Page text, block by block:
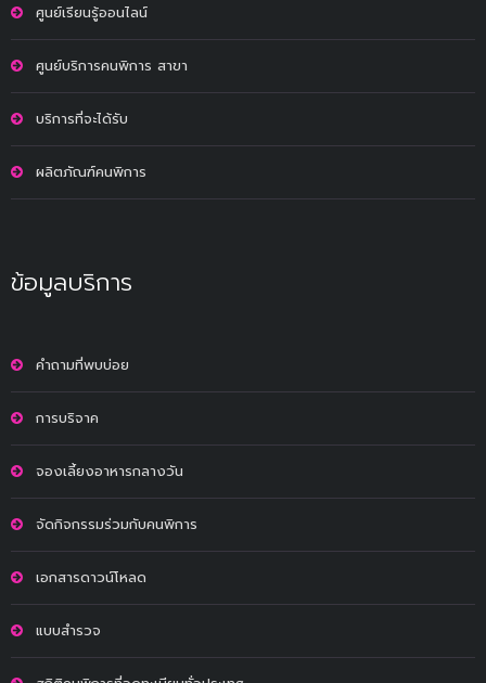
ศูนย์เรียนรู้ออนไลน์
ศูนย์บริการคนพิการ สาขา
บริการที่จะได้รับ
ผลิตภัณฑ์คนพิการ
ข้อมูลบริการ
คำถามที่พบบ่อย
การบริจาค
จองเลี้ยงอาหารกลางวัน
จัดกิจกรรมร่วมกับคนพิการ
เอกสารดาวน์โหลด
แบบสำรวจ